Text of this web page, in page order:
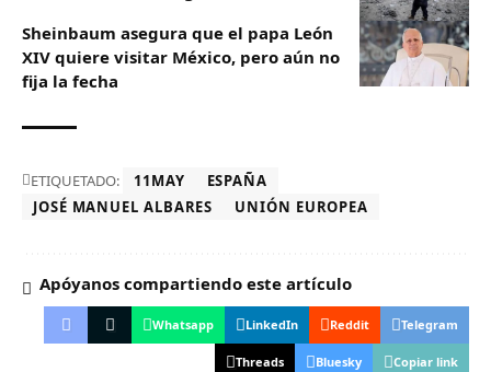
Sheinbaum asegura que el papa León
XIV quiere visitar México, pero aún no
fija la fecha
ETIQUETADO: 11MAY
ESPAÑA
JOSÉ MANUEL ALBARES
UNIÓN EUROPEA
Apóyanos compartiendo este artículo
Whatsapp LinkedIn Reddit Telegram
Threads Bluesky Copiar link